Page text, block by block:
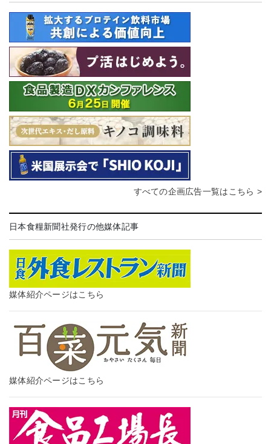
すべての企画広告一覧はこちら >
日本食糧新聞社発行の他媒体記事
媒体紹介ページはこちら
媒体紹介ページはこちら